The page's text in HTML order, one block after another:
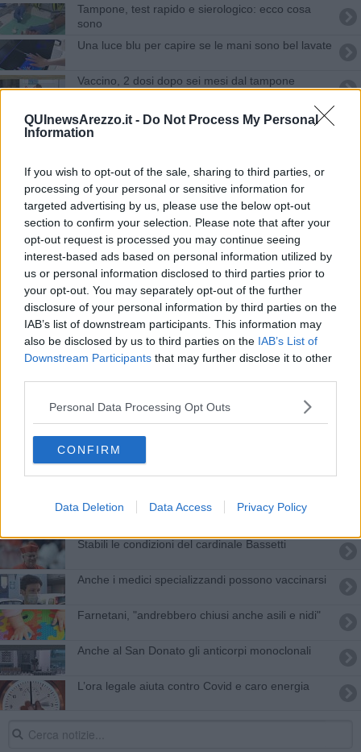
QUInewsArezzo.it - Do Not Process My Personal
Information
If you wish to opt-out of the sale, sharing to third parties, or
processing of your personal or sensitive information for
targeted advertising by us, please use the below opt-out
section to confirm your selection. Please note that after your
opt-out request is processed you may continue seeing
interest-based ads based on personal information utilized by
us or personal information disclosed to third parties prior to
your opt-out. You may separately opt-out of the further
disclosure of your personal information by third parties on the
IAB’s list of downstream participants. This information may
also be disclosed by us to third parties on the IAB’s List of
Downstream Participants that may further disclose it to other
Personal Data Processing Opt Outs
CONFIRM
Data Deletion Data Access Privacy Policy
Tampone, test rapido e sierologico: ecco cosa
sono
Una luce blu per capire se le mani sono bel lavate
Vaccino, 2 dosi dopo sei mesi dal tampone
​Smontaggio inevitabile dei gazebo in Corso Italia
prenotarlo
La doppia immunità è l'antidoto migliore al Covid
Casi Covid nel reparto di medicina dell'ospedale
Parte la ​campagna vaccinale antinfluenzale-covid
​Covid, cosa accade ai guariti
Tamponi antigenici rapidi, tutto pronto
Gli studenti "incontrano" il virologo Maga
​Ghinelli: “E' deciso, il 5 settembre la Giostra”
​Due nuove tribune in Piazza Grande per la
Giostra
Da Arezzo importante scoperta medica sul Covid
La Provincia dona gel anti-Covid alle scuole
Stabili le condizioni del cardinale Bassetti
Anche i medici specializzandi possono vaccinarsi
Farnetani, "andrebbero chiusi anche asili e nidi"
Anche al San Donato gli anticorpi monoclonali
L’ora legale aiuta contro Covid e caro energia